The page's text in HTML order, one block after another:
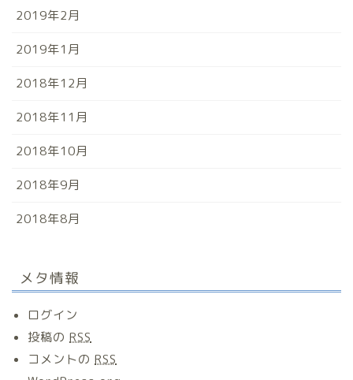
2019年2月
2019年1月
2018年12月
2018年11月
2018年10月
2018年9月
2018年8月
メタ情報
ログイン
投稿の RSS
コメントの RSS